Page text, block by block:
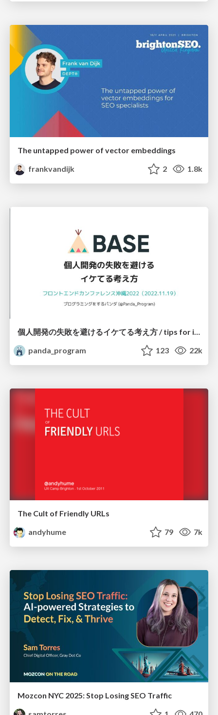
The untapped power of vector embeddings
frankvandijk
2 1.8k
個人開発の失敗を避けるイケてる考え方 / tips for indie hackers
panda_program
123 22k
The Cult of Friendly URLs
andyhume
79 7k
Mozcon NYC 2025: Stop Losing SEO Traffic